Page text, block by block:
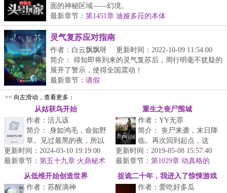
面的神秘区域——幻境。
...
最新章节： 第1451章 迪娅多菈的本体
灵气复苏应对指南
作者：白云飘飘呀
更新时间：2022-10-09 11:54:00
简介： 得知即将到来的灵气复苏后，周行明毫不犹疑的
展开了警示，使得全国震动！
最新章节： 请假
<< 向左滑动，查看更多：
从姑获鸟开始
作者：活儿该
简介： 身如鸿毛，命如野
草。见过最黑的夜，所以
心中炽烈明亮的火焰，从
不动摇。
更新时间：2024-03-10 19:19:00
最新章节： 第五十九章 火鼎秘术
重生之丧尸围城
作者：YY无罪
简介： 丧尸来袭，末日降
临。再次回到起点，这
次，他只想狠狠的干翻这
些死而复生的行尸走肉!
更新时间：2019-05-08 15:57:40
最新章节： 第1029章 动真格的
了！
从低维开始创造世界
作者：苏醒滴神
捉诡二十年，我进入了惊悚游戏
作者：爱吃好多瓜